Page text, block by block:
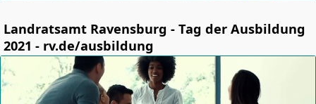
Landratsamt Ravensburg - Tag der Ausbildung
2021 - rv.de/ausbildung